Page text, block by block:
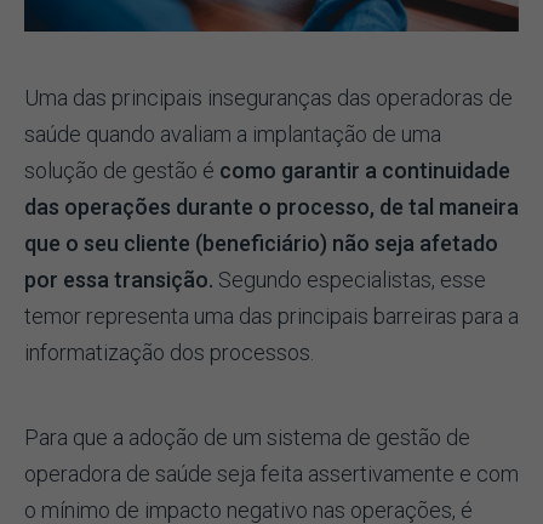
Uma das principais inseguranças das operadoras de
saúde quando avaliam a implantação de uma
solução de gestão é como garantir a continuidade
das operações durante o processo, de tal maneira
que o seu cliente (beneficiário) não seja afetado
por essa transição. Segundo especialistas, esse
temor representa uma das principais barreiras para a
informatização dos processos.
Para que a adoção de um sistema de gestão de
operadora de saúde seja feita assertivamente e com
o mínimo de impacto negativo nas operações, é